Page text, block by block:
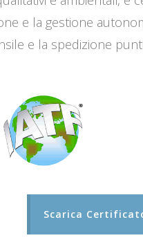
e la gestione
e la spedizione
Scarica